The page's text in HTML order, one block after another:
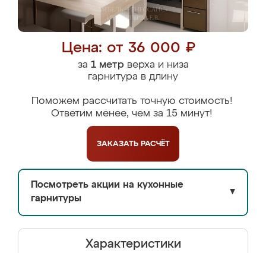
Цена: от 36 000 ₽
за 1 метрверха и низа
гарнитура в длину
Поможем рассчитать точную стоимость!
Ответим менее, чем за 15 минут!
ЗАКАЗАТЬ РАСЧЁТ
Посмотреть акции на кухонные
гарнитуры
▼
Характеристики